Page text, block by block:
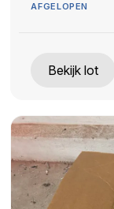
AFGELOPEN
Bekijk lot